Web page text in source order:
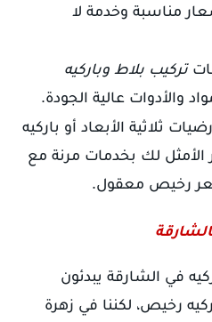
مناسبة وخدمة لا
تركيب بلاط وباركيه
والأدوات عالية الجودة.
ثلاثية الأبعاد أو باركيه
الخيار الأمثل لك بخدمات مرنة مع
رخيص معقول.
في الشارقة يبدئون
رخيص، لكننا في زهرة